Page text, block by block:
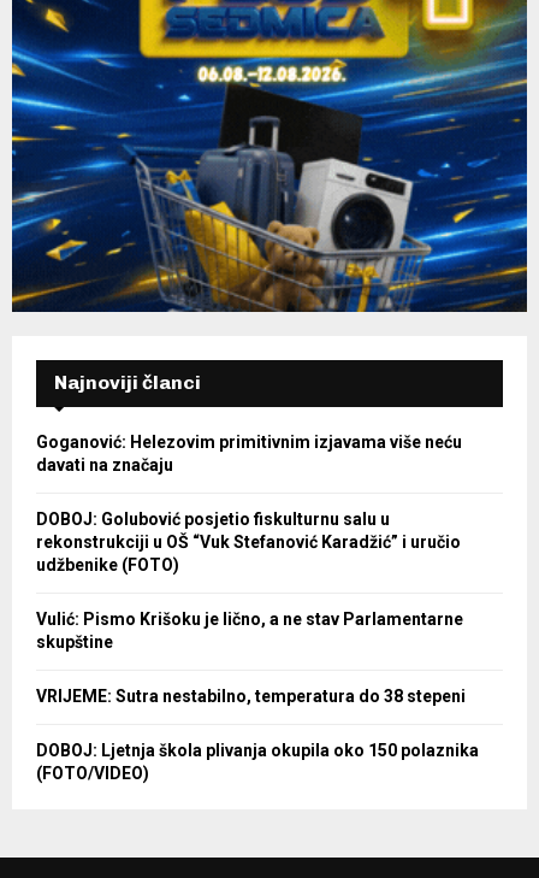
Najnoviji članci
Goganović: Helezovim primitivnim izjavama više neću
davati na značaju
DOBOJ: Golubović posjetio fiskulturnu salu u
rekonstrukciji u OŠ “Vuk Stefanović Karadžić” i uručio
udžbenike (FOTO)
Vulić: Pismo Krišoku je lično, a ne stav Parlamentarne
skupštine
VRIJEME: Sutra nestabilno, temperatura do 38 stepeni
DOBOJ: Ljetnja škola plivanja okupila oko 150 polaznika
(FOTO/VIDEO)